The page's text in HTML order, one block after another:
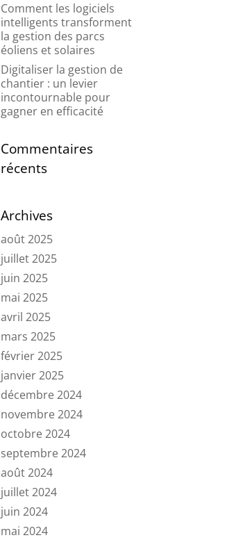
Comment les logiciels
intelligents transforment
la gestion des parcs
éoliens et solaires
Digitaliser la gestion de
chantier : un levier
incontournable pour
gagner en efficacité
Commentaires
récents
Archives
août 2025
juillet 2025
juin 2025
mai 2025
avril 2025
mars 2025
février 2025
janvier 2025
décembre 2024
novembre 2024
octobre 2024
septembre 2024
août 2024
juillet 2024
juin 2024
mai 2024